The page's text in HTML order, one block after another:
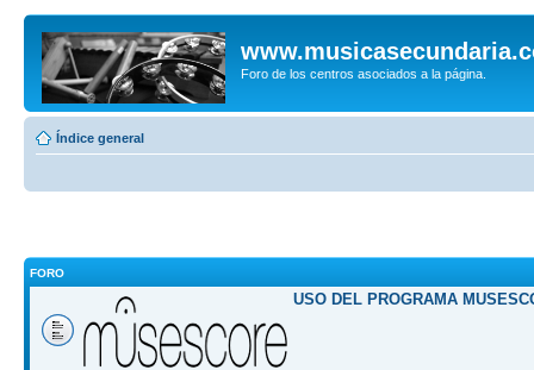
Foro de los centros asociados a la página.
Índice general
FORO
USO DEL PROGRAMA